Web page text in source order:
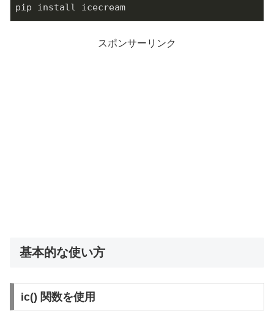
pip install icecream
スポンサーリンク
基本的な使い方
ic() 関数を使用